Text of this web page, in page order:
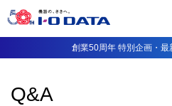
創業50周年 特別企画・最
Q&A